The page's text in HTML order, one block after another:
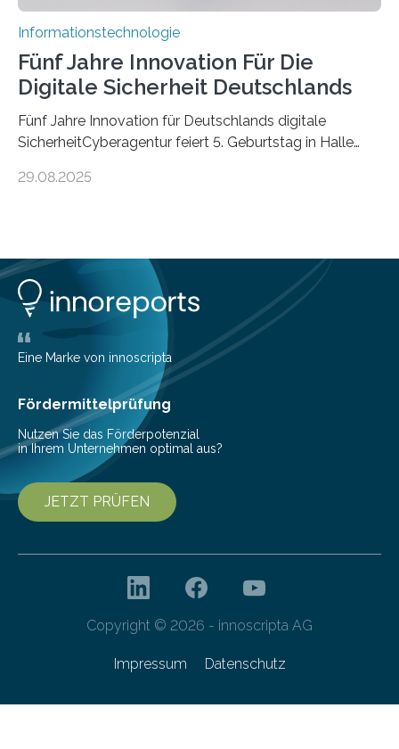
Informationstechnologie
Fünf Jahre Innovation Für Die
Digitale Sicherheit Deutschlands
Fünf Jahre Innovation für Deutschlands digitale
SicherheitCyberagentur feiert 5. Geburtstag in Halle
ErfolgeDie Agentur für Innovation in der
Forschungsarbeit, politischen Grußworten und der
feierlichen Preisverleihung des Ideenwettbewerbs
HAL2025 wurde das Jubiläum zu einem Zeichen für
Deutschlands digitale Souveränität von übermorgen.
Mit einer festlichen Veranstaltung beging die
Cyberagentur ihren 5. Geburtstag. Zahlreiche Gäste…
29.08.2025
Eine Marke von innoscripta
Fördermittelprüfung
Nutzen Sie das Förderpotenzial
in Ihrem Unternehmen optimal aus?
JETZT PRÜFEN
Copyright © 2026 - innoscripta AG
Impressum Datenschutz